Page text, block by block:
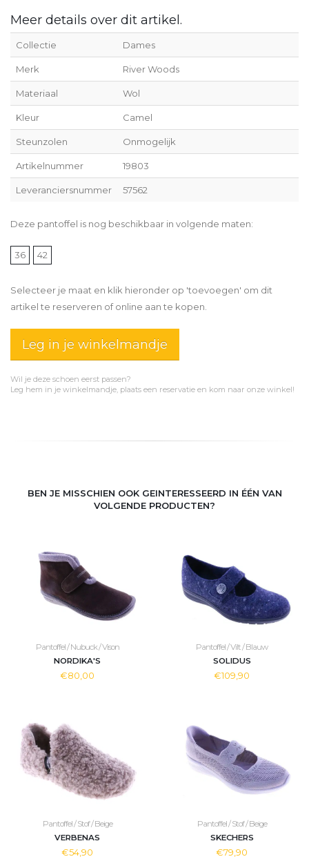
Meer details over dit artikel.
Collectie Dames
Merk River Woods
Materiaal Wol
Kleur Camel
Steunzolen Onmogelijk
Artikelnummer 19803
Leveranciersnummer 57562
Deze pantoffel is nog beschikbaar in volgende maten:
36 42
Selecteer je maat en klik hieronder op 'toevoegen' om dit
artikel te reserveren of online aan te kopen.
Leg in je winkelmandje
Wil je deze schoen eerst passen?
Leg hem in je winkelmandje, plaats een reservatie en kom naar onze winkel!
BEN JE MISSCHIEN OOK GEINTERESSEERD IN ÉÉN VAN
VOLGENDE PRODUCTEN?
Pantoffel / Nubuck / Vison
NORDIKA'S
€80,00
Pantoffel / Vilt / Blauw
SOLIDUS
€109,90
Pantoffel / Stof / Beige
VERBENAS
€54,90
Pantoffel / Stof / Beige
SKECHERS
€79,90